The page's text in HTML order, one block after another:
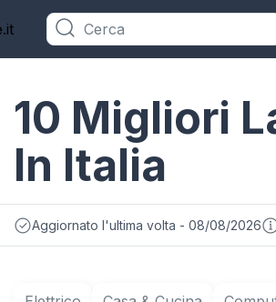
10 Migliori
In Italia
Aggiornato l'ultima volta - 08/08/2026